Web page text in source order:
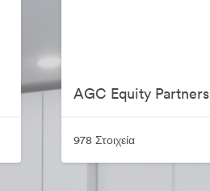
AGC Equity Partners
978 Στοιχεία